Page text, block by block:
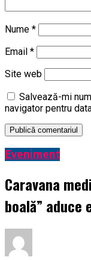
Nume *
Email *
Site web
Salvează-mi
navigator pentru
Eveniment
Caravana
boală” aduce